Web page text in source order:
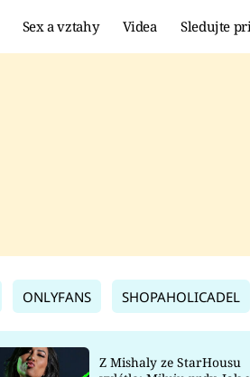
Sex a vztahy Videa Sledujte
ONLYFANS SHOPAHOLICADEL
Z Mishaly ze StarHousu